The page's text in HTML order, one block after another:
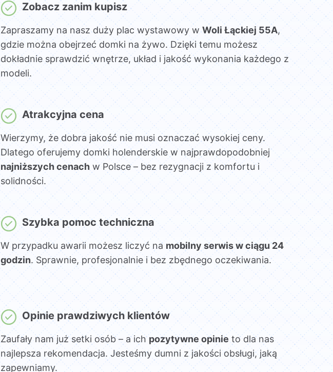
Zobacz zanim kupisz
Zapraszamy na nasz duży plac wystawowy wWoli Łąckiej 55A,
gdzie można obejrzeć domki na żywo. Dzięki temu możesz
dokładnie sprawdzić wnętrze, układ i jakość wykonania każdego z
modeli.
Atrakcyjna cena
Wierzymy, że dobra jakość nie musi oznaczać wysokiej ceny.
Dlatego oferujemy domki holenderskie w najprawdopodobniej
najniższych cenach w Polsce – bez rezygnacji z komfortu i
solidności.
Szybka pomoc techniczna
W przypadku awarii możesz liczyć namobilny serwis w ciągu 24
godzin. Sprawnie, profesjonalnie i bez zbędnego oczekiwania.
Opinie prawdziwych klientów
Zaufały nam już setki osób – a ich pozytywne opinie to dla nas
najlepsza rekomendacja. Jesteśmy dumni z jakości obsługi, jaką
zapewniamy.